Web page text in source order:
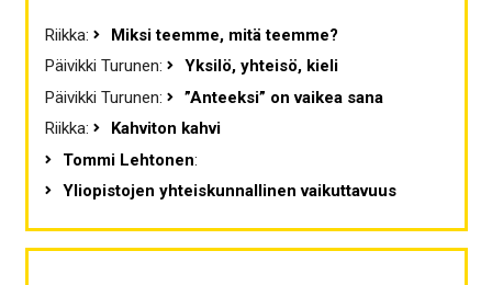
Riikka:
Miksi teemme, mitä teemme?
Päivikki Turunen:
Yksilö, yhteisö, kieli
Päivikki Turunen:
”Anteeksi” on vaikea sana
Riikka:
Kahviton kahvi
Tommi Lehtonen:
Yliopistojen yhteiskunnallinen vaikuttavuus